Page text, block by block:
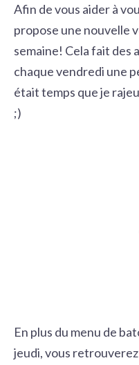
Afin de vous aider à
propose une nouvelle
semaine! Cela fait des
chaque vendredi une
était temps que je
;)
En plus du menu de
jeudi, vous